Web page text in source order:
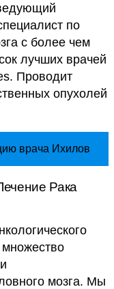
по
с более чем
лучших врачей
Проводит
опухолей
врача Ихилов
Рака
мозга. Мы